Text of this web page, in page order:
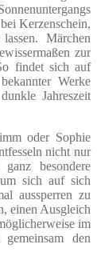
Kerzenschein,
Märchen
zur
findet sich auf
Werke
Jahreszeit
oder Sophie
nicht nur
besondere
sich auf sich
aussperren zu
einen Ausgleich
im
den